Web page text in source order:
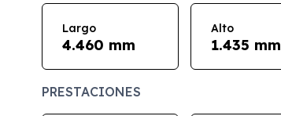
Largo
4.460 mm
Alto
1.435 mm
PRESTACIONES